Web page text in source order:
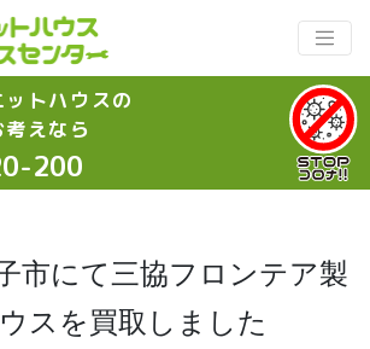
トハウスの
えなら
200
市にて三協フロンテア製
スを買取しました